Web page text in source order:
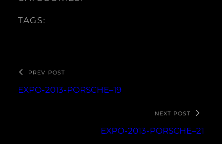
TAGS:
PREV POST
EXPO-2013-PORSCHE–19
NEXT POST
EXPO-2013-PORSCHE–21